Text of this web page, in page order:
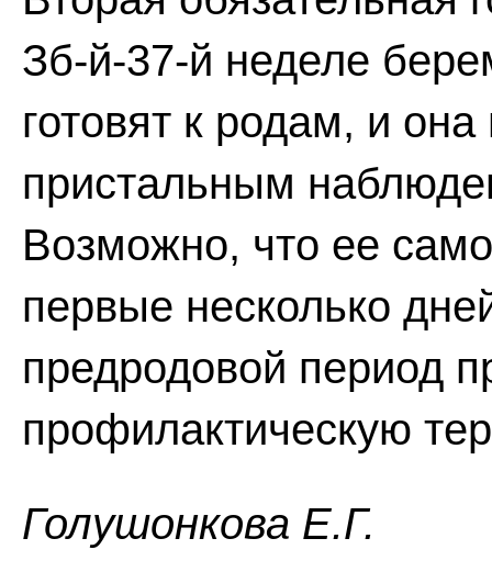
Зб-й-37-й неделе
готовят к родам, и
пристальным
Возможно, что ее
первые несколько
предродовой период
профилактическую
Голушонкова Е.Г.